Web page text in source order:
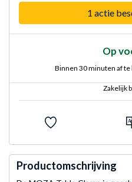
1 actie
Op
Binnen 30 minuten af
Zakelijk
Productomschrijving